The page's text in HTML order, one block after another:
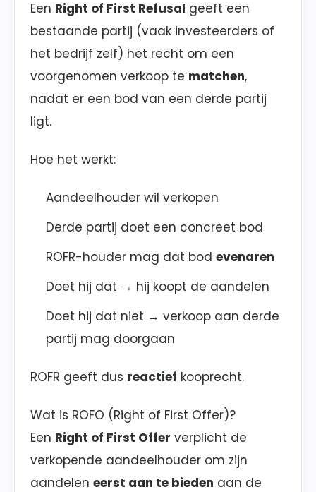
Een Right of First Refusal geeft een
bestaande partij (vaak investeerders of
het bedrijf zelf) het recht om een
voorgenomen verkoop te matchen,
nadat er een bod van een derde partij
ligt.
Hoe het werkt:
Aandeelhouder wil verkopen
Derde partij doet een concreet bod
ROFR-houder mag dat bod evenaren
Doet hij dat → hij koopt de aandelen
Doet hij dat niet → verkoop aan derde
partij mag doorgaan
ROFR geeft dus reactief kooprecht.
Wat is ROFO (Right of First Offer)?
Een Right of First Offer verplicht de
verkopende aandeelhouder om zijn
aandelen eerst aan te bieden aan de